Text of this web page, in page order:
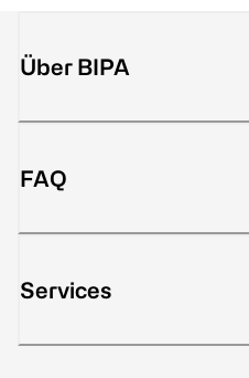
Über BIPA
FAQ
Services